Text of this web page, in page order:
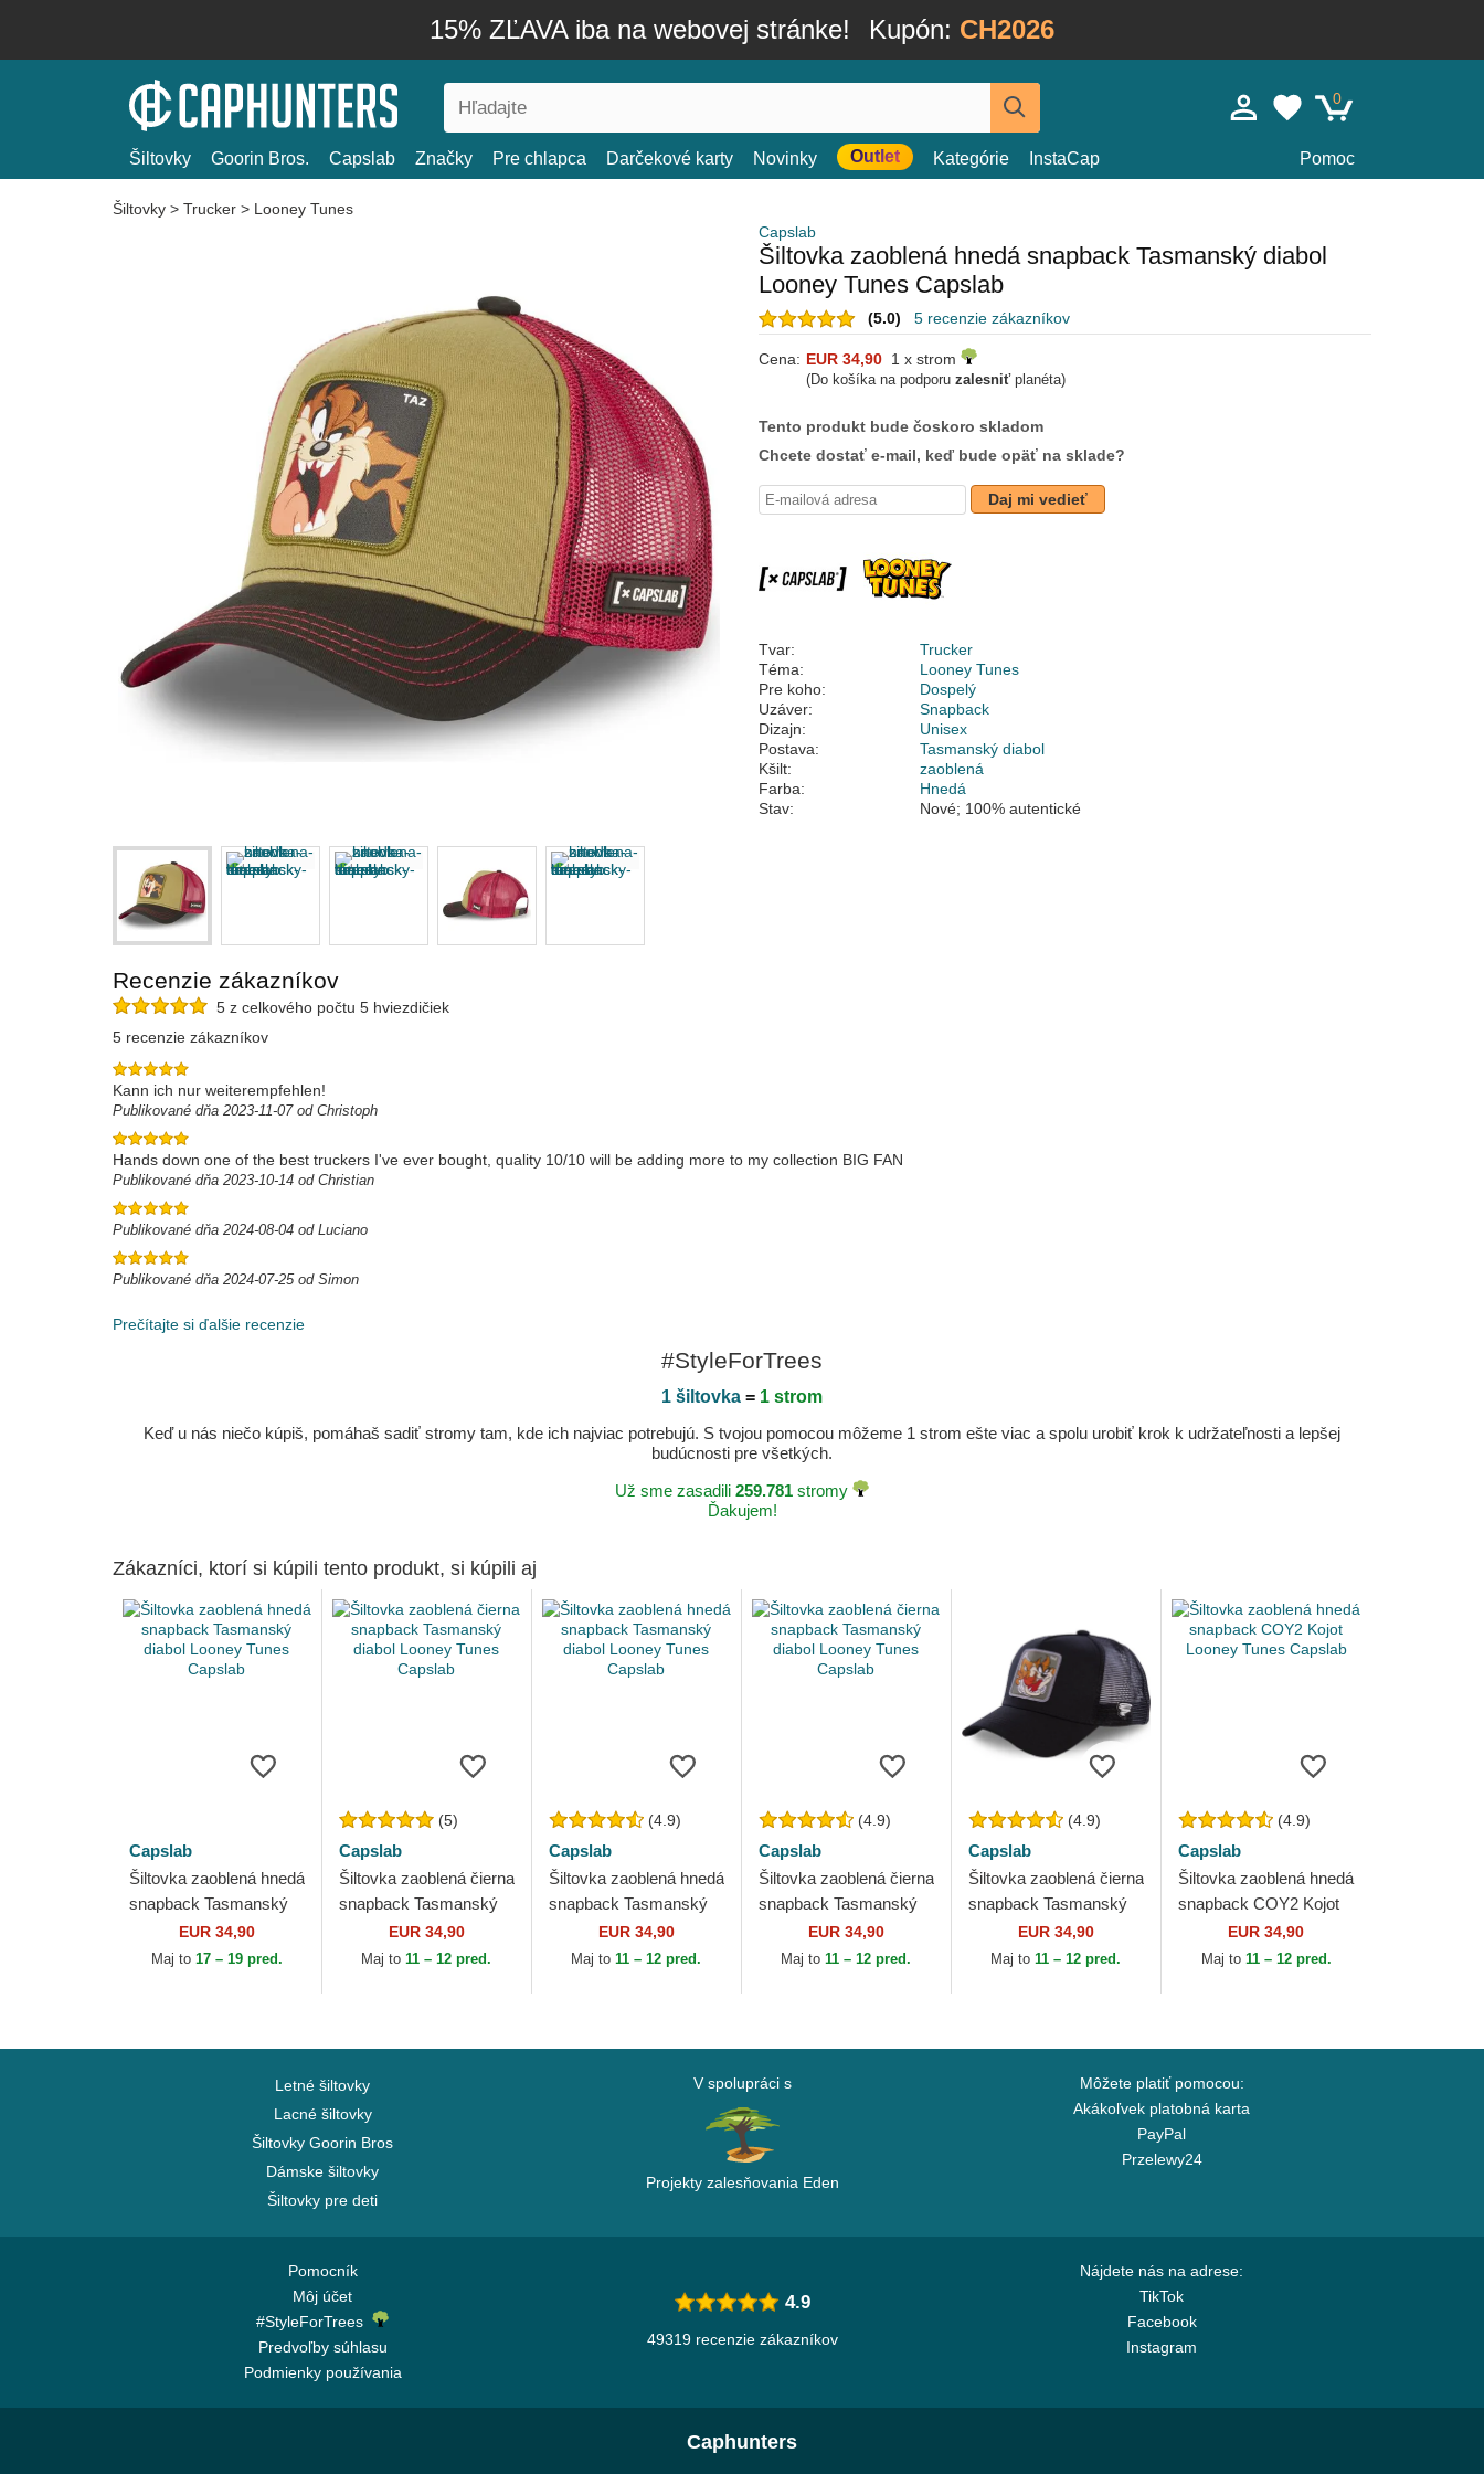
15% ZĽAVA iba na webovej stránke! Kupón: CH2026
0
Šiltovky Goorin Bros. Capslab Značky Pre chlapca Darčekové karty Novinky Outlet Kategórie InstaCap Pomoc
Šiltovky > Trucker > Looney Tunes
Capslab
Šiltovka zaoblená hnedá snapback Tasmanský diabol
Looney Tunes Capslab
(5.0) 5 recenzie zákazníkov
Cena: EUR 34,90 1 x strom
(Do košíka na podporu zalesniťplanéta)
Tento produkt bude čoskoro skladom
Chcete dostať e-mail, keď bude opäť na sklade?
Daj mi vedieť
Tvar:
Trucker
Téma:
Looney Tunes
Pre koho:
Dospelý
Uzáver:
Snapback
Dizajn:
Unisex
Postava:
Tasmanský diabol
Kšilt:
zaoblená
Farba:
Hnedá
Stav:
Nové; 100% autentické
Recenzie zákazníkov
5 z celkového počtu 5 hviezdičiek
5 recenzie zákazníkov
Kann ich nur weiterempfehlen!
Publikované dňa 2023-11-07 od Christoph
Hands down one of the best truckers I've ever bought, quality 10/10 will be adding more to my collection BIG FAN
Publikované dňa 2023-10-14 od Christian
Publikované dňa 2024-08-04 od Luciano
Publikované dňa 2024-07-25 od Simon
Prečítajte si ďalšie recenzie
#StyleForTrees
1 šiltovka = 1 strom
Keď u nás niečo kúpiš, pomáhaš sadiť stromy tam, kde ich najviac potrebujú. S tvojou pomocou môžeme 1 strom ešte viac a spolu urobiť krok k udržateľnosti a lepšej
budúcnosti pre všetkých.
Už sme zasadili 259.781 stromy
Ďakujem!
Zákazníci, ktorí si kúpili tento produkt, si kúpili aj
Capslab
Šiltovka zaoblená hnedá
snapback Tasmanský
diabol Looney Tunes
Capslab
EUR 34,90
Maj to 17 – 19 pred.
(5)
Capslab
Šiltovka zaoblená čierna
snapback Tasmanský
diabol Looney Tunes
Capslab
EUR 34,90
Maj to11 – 12 pred.
(4.9)
Capslab
Šiltovka zaoblená hnedá
snapback Tasmanský
diabol Looney Tunes
Capslab
EUR 34,90
Maj to11 – 12 pred.
(4.9)
Capslab
Šiltovka zaoblená čierna
snapback Tasmanský
diabol Looney Tunes
Capslab
EUR 34,90
Maj to11 – 12 pred.
(4.9)
Capslab
Šiltovka zaoblená čierna
snapback Tasmanský
diabol Looney Tunes
Capslab
EUR 34,90
Maj to11 – 12 pred.
(4.9)
Capslab
Šiltovka zaoblená hnedá
snapback COY2 Kojot
Looney Tunes Capslab
EUR 34,90
Maj to 11 – 12 pred.
Letné šiltovky
Lacné šiltovky
Šiltovky Goorin Bros
Dámske šiltovky
Šiltovky pre deti
V spolupráci s
Projekty zalesňovania Eden
Môžete platiť pomocou:
Akákoľvek platobná karta
PayPal
Przelewy24
Pomocník
Môj účet
#StyleForTrees
Predvoľby súhlasu
Podmienky používania
Nájdete nás na adrese:
TikTok
Facebook
Instagram
4.9
49319 recenzie zákazníkov
Caphunters